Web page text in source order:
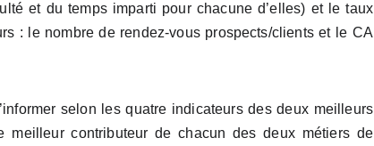
et du temps imparti pour chacune d’elles) et le taux
: le nombre de rendez-vous prospects/clients et le CA
selon les quatre indicateurs des deux meilleurs
contributeur de chacun des deux métiers de